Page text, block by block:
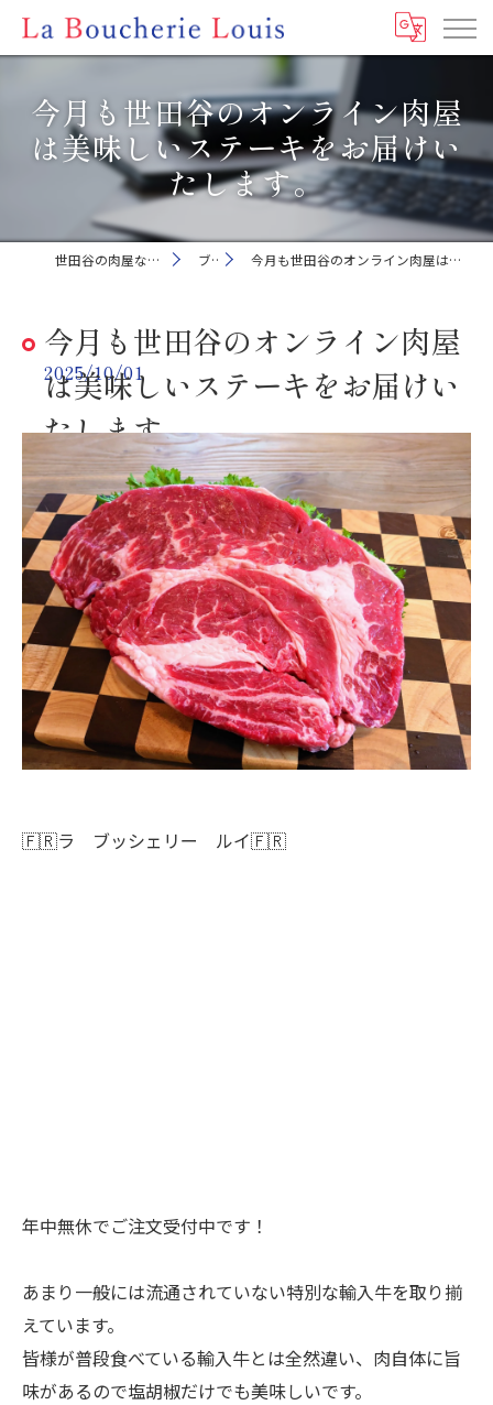
今月も世田谷のオンライン肉屋
は美味しいステーキをお届けい
たします。
世田谷の肉屋ならLa Boucherie Louis ブログ 今月も世田谷のオンライン肉屋は美味しいステーキをお届けいたします。
今月も世田谷のオンライン肉屋
は美味しいステーキをお届けい
たします。
2025/10/01
🇫🇷ラ ブッシェリー ルイ🇫🇷
年中無休でご注文受付中です！
あまり一般には流通されていない特別な輸入牛を取り揃
えています。
皆様が普段食べている輸入牛とは全然違い、肉自体に旨
味があるので塩胡椒だけでも美味しいです。